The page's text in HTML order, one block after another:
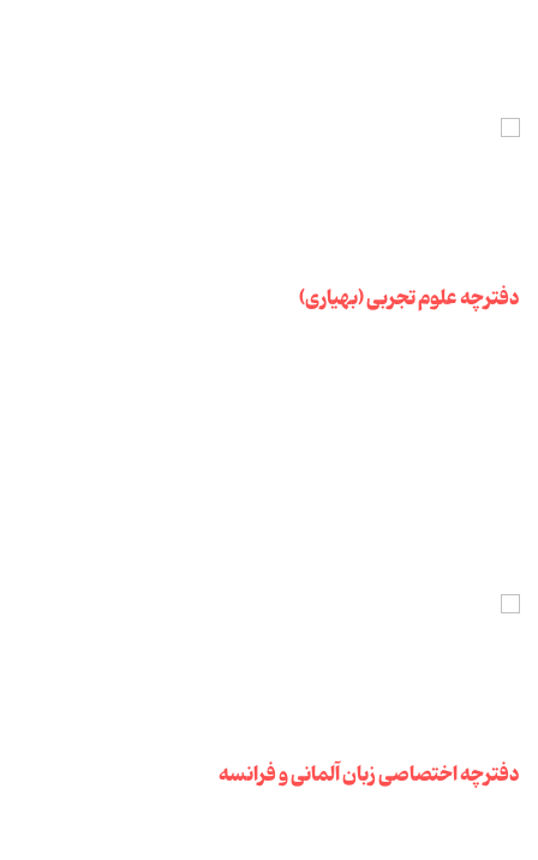
دفترچه علوم تجربی (بهیاری)
دفترچه اختصاصی زبان آلمانی و فرانسه